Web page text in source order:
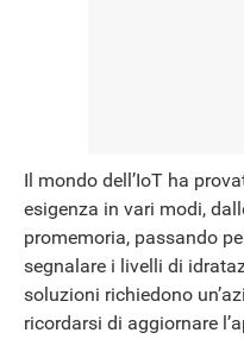
Il mondo dell’IoT ha
esigenza in vari modi,
promemoria, passando
segnalare i livelli di
soluzioni richiedono
ricordarsi di aggiornare